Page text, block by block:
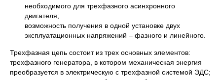
необходимого для трехфазного асинхронного
двигателя;
возможность получения в одной установке двух
эксплуатационных напряжений – фазного и линейного.
Трехфазная цепь состоит из трех основных элементов:
трехфазного генератора, в котором механическая энергия
преобразуется в электрическую с трехфазной системой ЭДС;